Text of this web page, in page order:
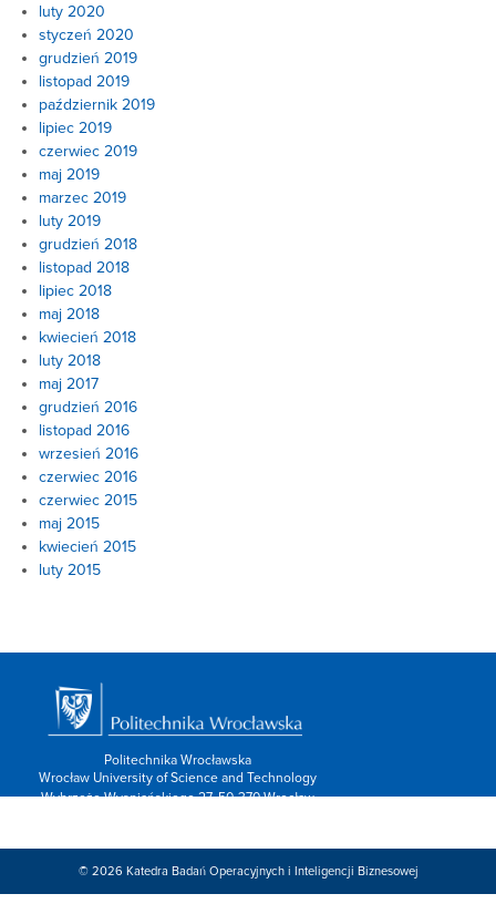
luty 2020
styczeń 2020
grudzień 2019
listopad 2019
październik 2019
lipiec 2019
czerwiec 2019
maj 2019
marzec 2019
luty 2019
grudzień 2018
listopad 2018
lipiec 2018
maj 2018
kwiecień 2018
luty 2018
maj 2017
grudzień 2016
listopad 2016
wrzesień 2016
czerwiec 2016
czerwiec 2015
maj 2015
kwiecień 2015
luty 2015
Politechnika Wrocławska
Wrocław University of Science and Technology
Wybrzeże Wyspiańskiego 27, 50-370 Wrocław
© 2026 Katedra Badań Operacyjnych i Inteligencji Biznesowej